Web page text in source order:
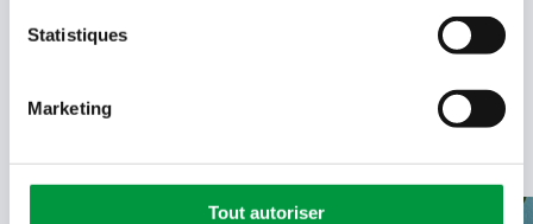
Statistiques
Marketing
Tout autoriser
En soumettant votre adresse e-mail, vous acceptez de
recevoir des e-mails de Cactus et acceptez la politique de